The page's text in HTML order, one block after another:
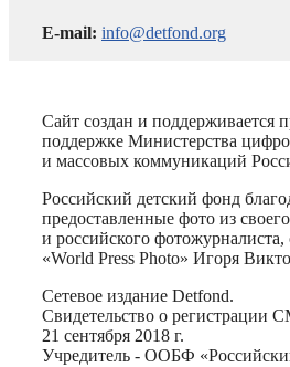
E-mail: info@detfond.org
Сайт создан и поддерживается
поддержке Министерства
и массовых коммуникаций
Российский детский фонд
предоставленные фото из
и российского фотожурналиста,
«World Press Photo» Игоря
Сетевое издание Detfond.
Свидетельство о регистрации
21 сентября 2018 г.
Учредитель - ООБФ